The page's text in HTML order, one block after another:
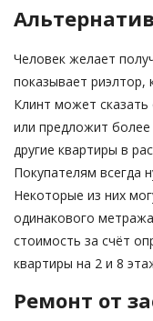
Человек желает
показывает риэлтор,
Клинт может
или предложит
другие квартиры в
Покупателям всегда
Некоторые из них
одинакового
стоимость за счёт
квартиры на 2 и 8
Ремонт от